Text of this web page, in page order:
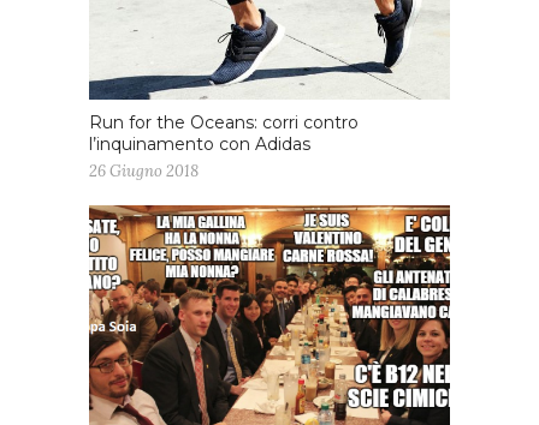
Run for the Oceans: corri contro
l’inquinamento con Adidas
26 Giugno 2018